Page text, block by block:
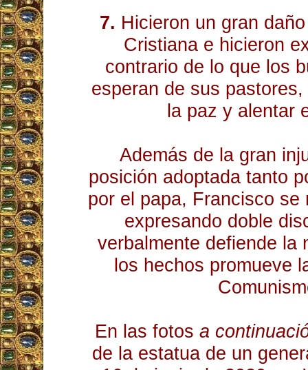
7. Hicieron un gran
Cristiana e hicieron
contrario de lo que los
esperan de sus
la paz y alentar
Además de la gran
posición adoptada tanto
por el papa, Francisco se
expresando doble
verbalmente defiende la
los hechos promueve
En las fotos a
de la estatua de un